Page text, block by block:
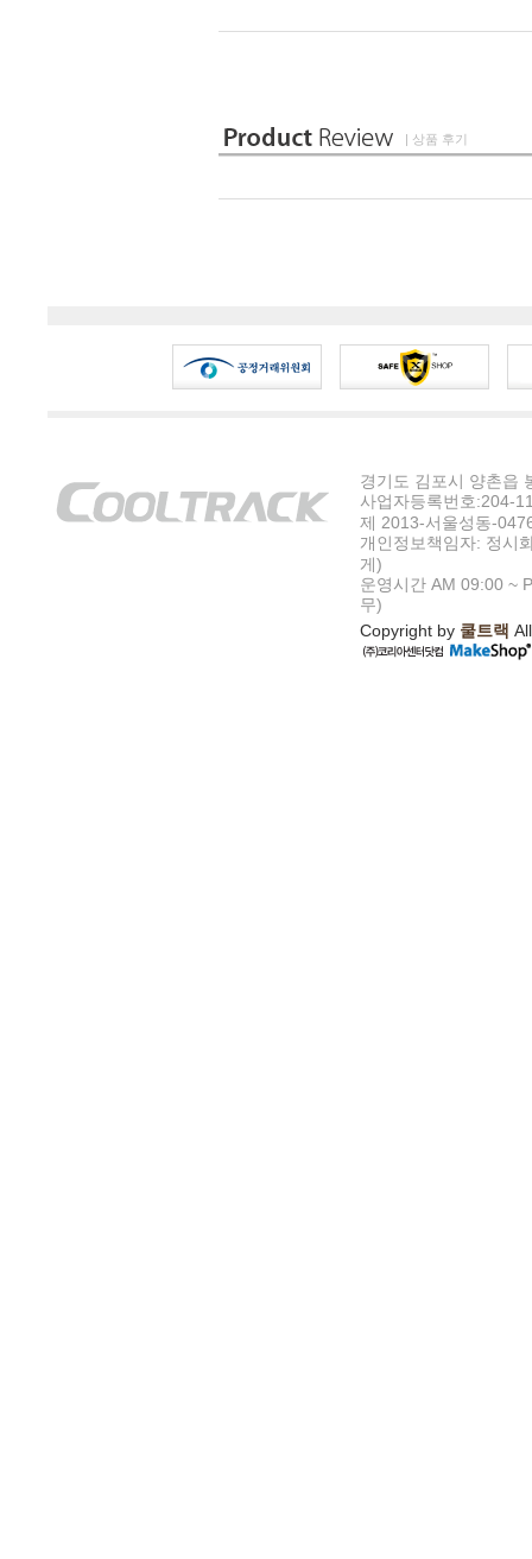
| 상품 후기
경기도 김포시 양촌읍
사업자등록번호:204-
제 2013-서울성동-
개인정보책임자: 정시
게)
운영시간 AM 09:00 ~
무)
Copyright by 쿨트랙